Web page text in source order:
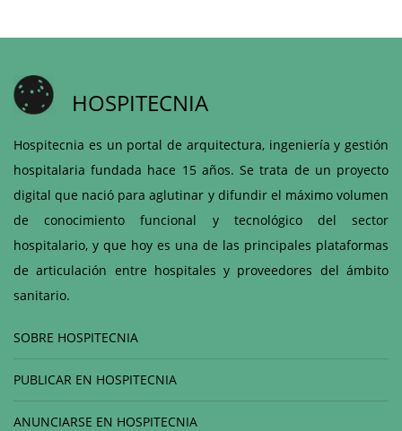
HOSPITECNIA
Hospitecnia es un portal de arquitectura, ingeniería y gestión
hospitalaria fundada hace 15 años. Se trata de un proyecto
digital que nació para aglutinar y difundir el máximo volumen
de conocimiento funcional y tecnológico del sector
hospitalario, y que hoy es una de las principales plataformas
de articulación entre hospitales y proveedores del ámbito
sanitario.
SOBRE HOSPITECNIA
PUBLICAR EN HOSPITECNIA
ANUNCIARSE EN HOSPITECNIA